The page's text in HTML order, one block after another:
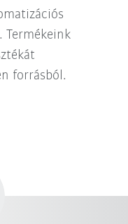
Termékeink
forrásból.